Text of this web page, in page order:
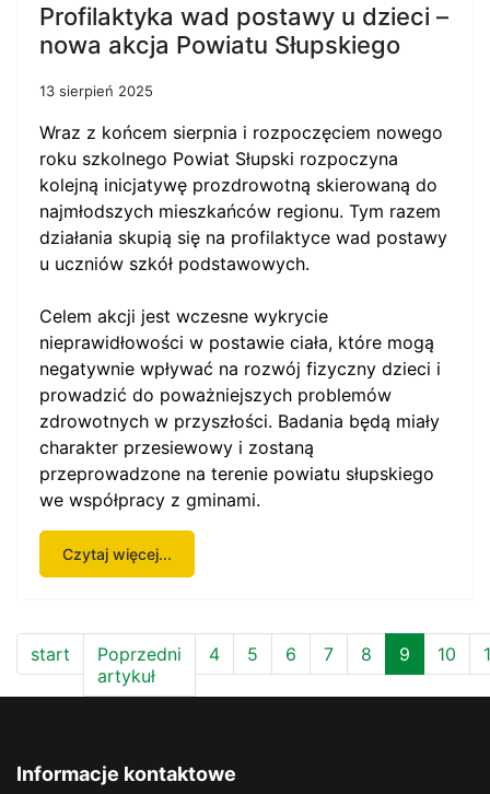
Profilaktyka wad postawy u dzieci –
nowa akcja Powiatu Słupskiego
13 sierpień 2025
Wraz z końcem sierpnia i rozpoczęciem nowego
roku szkolnego Powiat Słupski rozpoczyna
kolejną inicjatywę prozdrowotną skierowaną do
najmłodszych mieszkańców regionu. Tym razem
działania skupią się na profilaktyce wad postawy
u uczniów szkół podstawowych.
Celem akcji jest wczesne wykrycie
nieprawidłowości w postawie ciała, które mogą
negatywnie wpływać na rozwój fizyczny dzieci i
prowadzić do poważniejszych problemów
zdrowotnych w przyszłości. Badania będą miały
charakter przesiewowy i zostaną
przeprowadzone na terenie powiatu słupskiego
we współpracy z gminami.
Czytaj więcej...
start
Poprzedni
artykuł
4 5 6 7 8 9 10
Informacje kontaktowe